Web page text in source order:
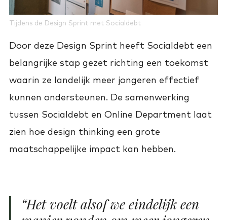
Tijdens de Design Sprint met Socialdebt
Door deze Design Sprint heeft Socialdebt een
belangrijke stap gezet richting een toekomst
waarin ze landelijk meer jongeren effectief
kunnen ondersteunen. De samenwerking
tussen Socialdebt en Online Department laat
zien hoe design thinking een grote
maatschappelijke impact kan hebben.
“Het voelt alsof we eindelijk een